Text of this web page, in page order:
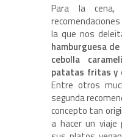
Para la
la que nos
hamburguesa
cebolla
patatas fritas y
Entre otros
segunda
concepto tan
a hacer un